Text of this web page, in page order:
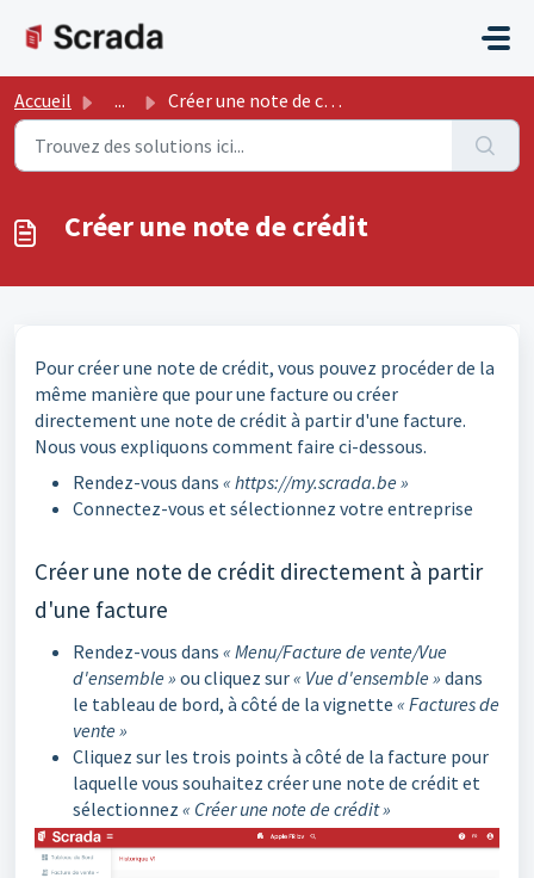
Accueil ... Créer une note de crédit
Créer une note de crédit
Pour créer une note de crédit, vous pouvez procéder de la
même manière que pour une facture ou créer
directement une note de crédit à partir d'une facture.
Nous vous expliquons comment faire ci-dessous.
Rendez-vous dans « https://my.scrada.be »
Connectez-vous et sélectionnez votre entreprise
Créer une note de crédit directement à partir
d'une facture
Rendez-vous dans « Menu/Facture de vente/Vue
d'ensemble » ou cliquez sur« Vue d'ensemble » dans
le tableau de bord, à côté de la vignette « Factures de
vente »
Cliquez sur les trois points à côté de la facture pour
laquelle vous souhaitez créer une note de crédit et
sélectionnez « Créer une note de crédit »